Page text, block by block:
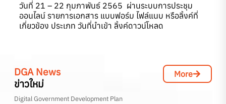
วันที่ 21 – 22 กุมภาพันธ์ 2565 ผ่านระบบการประชุม
ออนไลน์ รายการเอกสาร แบบฟอร์ม ไฟล์แนบ หรือลิ้งค์ที่
เกี่ยวข้อง ประเภท วันที่นำเข้า ลิ้งค์ดาวน์โหลด
DGA News
ข่าวใหม่
More
Digital Government Development Plan